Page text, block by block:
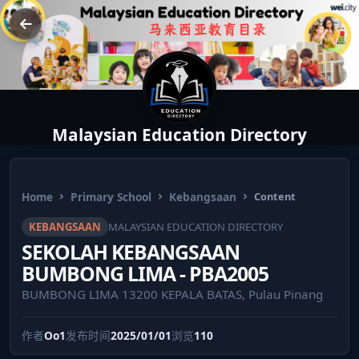
Malaysian Education Directory
Home Primary School Kebangsaan Content
KEBANGSAAN MALAYSIAN EDUCATION DIRECTORY
SEKOLAH KEBANGSAAN
BUMBONG LIMA - PBA2005
BUMBONG LIMA 13200 KEPALA BATAS, Pulau Pinang
作者Oo1发布时间2025/01/01浏览110